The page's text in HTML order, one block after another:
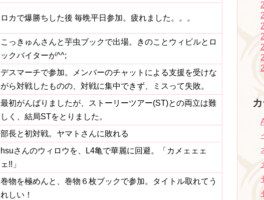
ロカで爆勝ちした後 毎晩平日参加。疲れました。。。
こっきゅんさんと芋虫ブックで出場。きのことウィビルとロ
ックバイターが^^;
デスマーチで参加。メンバーのチャットによる支援を受けな
がら対戦したものの、対戦に集中できず、ミスって失敗。
最初がんばりましたが、ストーリーツアー(ST)との両立は難
しく、結局STをとりました。
部長と初対戦。ヤマトさんに敗れる
hsuさんのウィロウを、L4亀で華麗に回避。「カメェェェ
ェ!!」
巻物を極めんと、巻物６枚ブックで参加。タイトル取れてう
れしい！